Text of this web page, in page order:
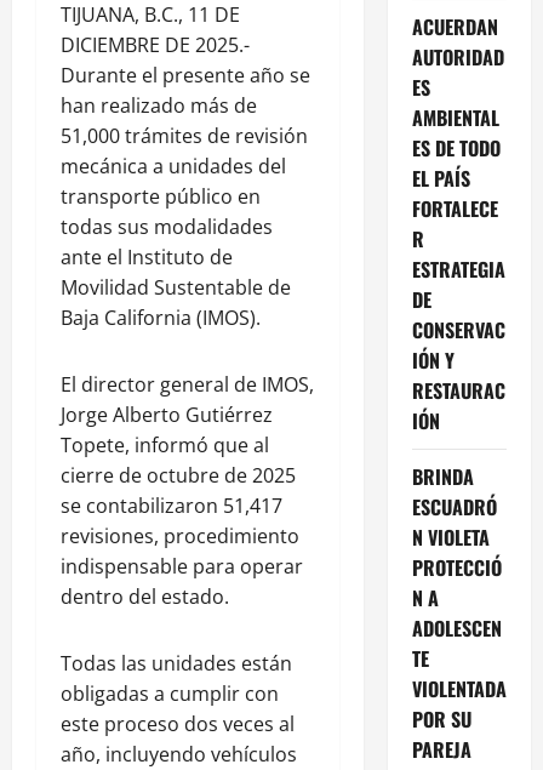
TIJUANA, B.C., 11 DE
DICIEMBRE DE 2025.-
Durante el presente año se
han realizado más de
51,000 trámites de revisión
mecánica a unidades del
transporte público en
todas sus modalidades
ante el Instituto de
Movilidad Sustentable de
Baja California (IMOS).
El director general de IMOS,
Jorge Alberto Gutiérrez
Topete, informó que al
cierre de octubre de 2025
se contabilizaron 51,417
revisiones, procedimiento
indispensable para operar
dentro del estado.
Todas las unidades están
obligadas a cumplir con
este proceso dos veces al
año, incluyendo vehículos
ACUERDAN
AUTORIDAD
ES
AMBIENTAL
ES DE TODO
EL PAÍS
FORTALECE
R
ESTRATEGIA
DE
CONSERVAC
IÓN Y
RESTAURAC
IÓN
BRINDA
ESCUADRÓ
N VIOLETA
PROTECCIÓ
N A
ADOLESCEN
TE
VIOLENTADA
POR SU
PAREJA